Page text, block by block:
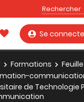
Se
Formations
de Technologie